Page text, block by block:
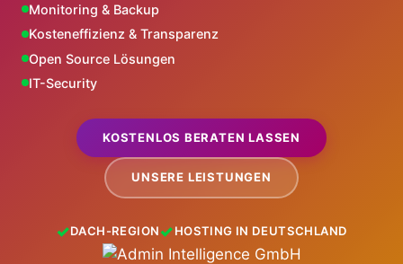
Monitoring & Backup
Kosteneffizienz & Transparenz
Open Source Lösungen
IT-Security
KOSTENLOS BERATEN LASSEN
UNSERE LEISTUNGEN
DACH-REGION HOSTING IN DEUTSCHLAND